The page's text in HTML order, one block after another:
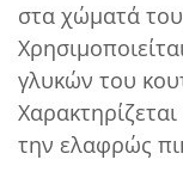
στα χώματά
γλυκών του
την ελαφρώς